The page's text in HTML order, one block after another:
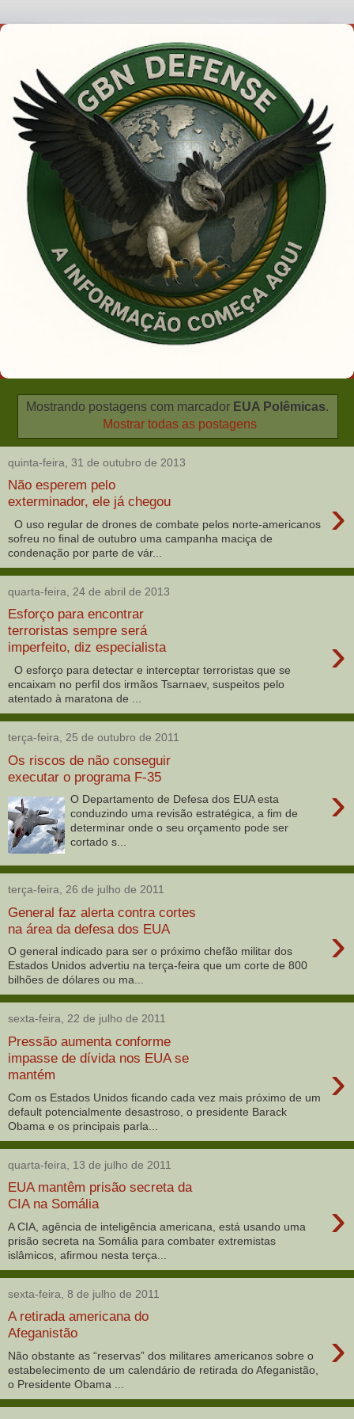
Mostrando postagens com marcador EUA Polêmicas.
Mostrar todas as postagens
quinta-feira, 31 de outubro de 2013
Não esperem pelo
exterminador, ele já chegou
›
O uso regular de drones de combate pelos norte-americanos
sofreu no final de outubro uma campanha maciça de
condenação por parte de vár...
quarta-feira, 24 de abril de 2013
Esforço para encontrar
terroristas sempre será
imperfeito, diz especialista
›
O esforço para detectar e interceptar terroristas que se
encaixam no perfil dos irmãos Tsarnaev, suspeitos pelo
atentado à maratona de ...
terça-feira, 25 de outubro de 2011
Os riscos de não conseguir
executar o programa F-35
›
O Departamento de Defesa dos EUA esta
conduzindo uma revisão estratégica, a fim de
determinar onde o seu orçamento pode ser
cortado s...
terça-feira, 26 de julho de 2011
General faz alerta contra cortes
na área da defesa dos EUA
›
O general indicado para ser o próximo chefão militar dos
Estados Unidos advertiu na terça-feira que um corte de 800
bilhões de dólares ou ma...
sexta-feira, 22 de julho de 2011
Pressão aumenta conforme
impasse de dívida nos EUA se
mantém
›
Com os Estados Unidos ficando cada vez mais próximo de um
default potencialmente desastroso, o presidente Barack
Obama e os principais parla...
quarta-feira, 13 de julho de 2011
EUA mantêm prisão secreta da
CIA na Somália
›
A CIA, agência de inteligência americana, está usando uma
prisão secreta na Somália para combater extremistas
islâmicos, afirmou nesta terça...
sexta-feira, 8 de julho de 2011
A retirada americana do
Afeganistão
›
Não obstante as “reservas” dos militares americanos sobre o
estabelecimento de um calendário de retirada do Afeganistão,
o Presidente Obama ...